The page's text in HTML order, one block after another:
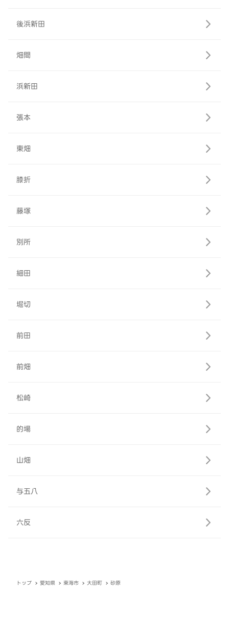
後浜新田
畑間
浜新田
張本
東畑
膝折
藤塚
別所
細田
堀切
前田
前畑
松崎
的場
山畑
与五八
六反
トップ 愛知県 東海市 大田町 砂原